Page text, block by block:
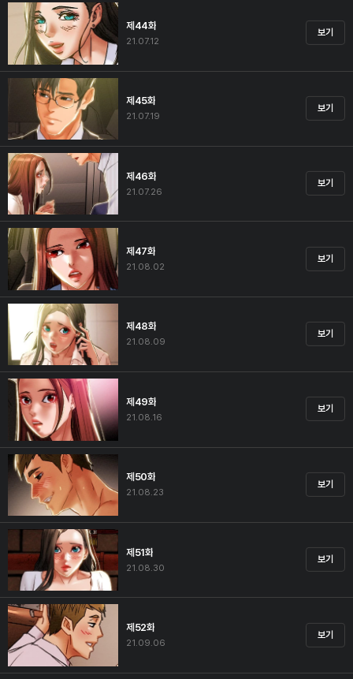
제44화
21.07.12
보기
제45화
21.07.19
보기
제46화
21.07.26
보기
제47화
21.08.02
보기
제48화
21.08.09
보기
제49화
21.08.16
보기
제50화
21.08.23
보기
제51화
21.08.30
보기
제52화
21.09.06
보기